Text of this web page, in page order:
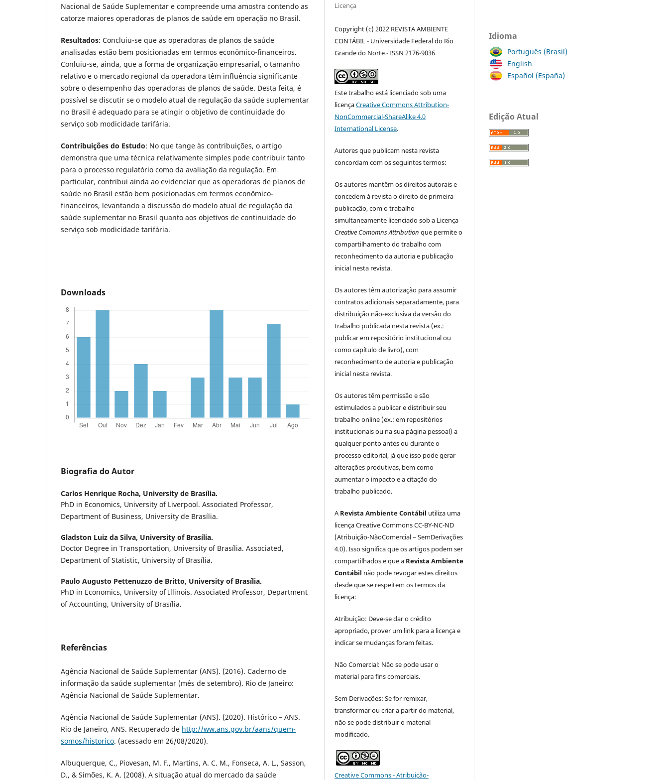
Nacional de Saúde Suplementar e compreende uma amostra contendo as
catorze maiores operadoras de planos de saúde em operação no Brasil.
Resultados: Concluiu-se que as operadoras de planos de saúde
analisadas estão bem posicionadas em termos econômico-financeiros.
Conluiu-se, ainda, que a forma de organização empresarial, o tamanho
relativo e o mercado regional da operadora têm influência significante
sobre o desempenho das operadoras de planos de saúde. Desta feita, é
possível se discutir se o modelo atual de regulação da saúde suplementar
no Brasil é adequado para se atingir o objetivo de continuidade do
serviço sob modicidade tarifária.
Contribuições do Estudo: No que tange às contribuições, o artigo
demonstra que uma técnica relativamente simples pode contribuir tanto
para o processo regulatório como da avaliação da regulação. Em
particular, contribui ainda ao evidenciar que as operadoras de planos de
saúde no Brasil estão bem posicionadas em termos econômico-
financeiros, levantando a discussão do modelo atual de regulação da
saúde suplementar no Brasil quanto aos objetivos de continuidade do
serviço sob modicidade tarifária.
Downloads
Biografia do Autor
Carlos Henrique Rocha, University de Brasília.
PhD in Economics, University of Liverpool. Associated Professor,
Department of Business, University de Brasília.
Gladston Luiz da Silva, University of Brasília.
Doctor Degree in Transportation, University of Brasília. Associated,
Department of Statistic, University of Brasília.
Paulo Augusto Pettenuzzo de Britto, University of Brasília.
PhD in Economics, University of Illinois. Associated Professor, Department
of Accounting, University of Brasília.
Referências
Agência Nacional de Saúde Suplementar (ANS). (2016). Caderno de
informação da saúde suplementar (mês de setembro). Rio de Janeiro:
Agência Nacional de Saúde Suplementar.
Agência Nacional de Saúde Suplementar (ANS). (2020). Histórico – ANS.
Rio de Janeiro, ANS. Recuperado de http://ww.ans.gov.br/aans/quem-
somos/historico. (acessado em 26/08/2020).
Albuquerque, C., Piovesan, M. F., Martins, A. C. M., Fonseca, A. L., Sasson,
D., & Simões, K. A. (2008). A situação atual do mercado da saúde
Licença
Copyright (c) 2022 REVISTA AMBIENTE
CONTÁBIL - Universidade Federal do Rio
Grande do Norte - ISSN 2176-9036
Este trabalho está licenciado sob uma
licençaCreative Commons Attribution-
NonCommercial-ShareAlike 4.0
International License.
Autores que publicam nesta revista
concordam com os seguintes termos:
Os autores mantêm os direitos autorais e
concedem à revista o direito de primeira
publicação, com o trabalho
simultaneamente licenciado sob a Licença
Creative Comomns Attribution que permite o
compartilhamento do trabalho com
reconhecimento da autoria e publicação
inicial nesta revista.
Os autores têm autorização para assumir
contratos adicionais separadamente, para
distribuição não-exclusiva da versão do
trabalho publicada nesta revista (ex.:
publicar em repositório institucional ou
como capítulo de livro), com
reconhecimento de autoria e publicação
inicial nesta revista.
Os autores têm permissão e são
estimulados a publicar e distribuir seu
trabalho online (ex.: em repositórios
institucionais ou na sua página pessoal) a
qualquer ponto antes ou durante o
processo editorial, já que isso pode gerar
alterações produtivas, bem como
aumentar o impacto e a citação do
trabalho publicado.
ARevista Ambiente Contábil utiliza uma
licença Creative Commons CC-BY-NC-ND
(Atribuição-NãoComercial – SemDerivações
4.0). Isso significa que os artigos podem ser
compartilhados e que a Revista Ambiente
Contábil não pode revogar estes direitos
desde que se respeitem os termos da
licença:
Atribuição: Deve-se dar o crédito
apropriado, prover um link para a licença e
indicar se mudanças foram feitas.
Não Comercial: Não se pode usar o
material para fins comerciais.
Sem Derivações: Se for remixar,
transformar ou criar a partir do material,
não se pode distribuir o material
modificado.
Creative Commons - Atribuição-
Idioma
Português (Brasil)
English
Español (España)
Edição Atual